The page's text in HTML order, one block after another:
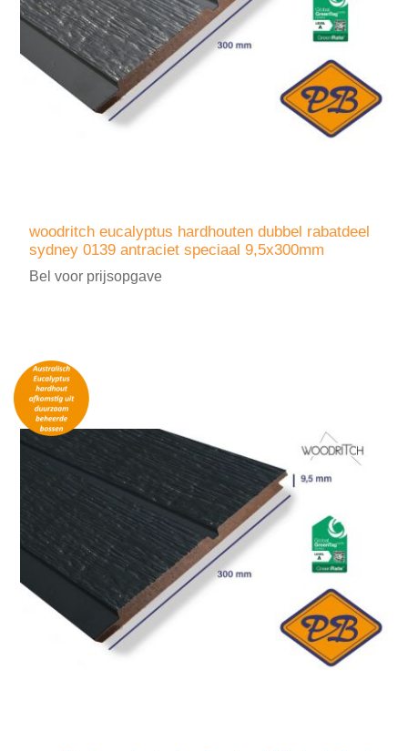
woodritch eucalyptus hardhouten dubbel rabatdeel
sydney 0139 antraciet speciaal 9,5x300mm
Bel voor prijsopgave